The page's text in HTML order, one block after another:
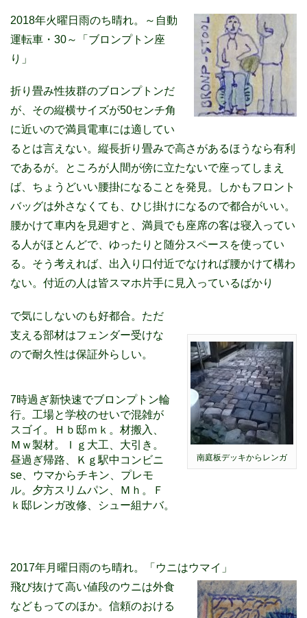
2018年火曜日雨のち晴れ。～自動
運転車・30～「ブロンプトン座
り」
折り畳み性抜群のブロンプトンだ
が、その縦横サイズが50センチ角
に近いので満員電車には適してい
るとは言えない。縦長折り畳みで高さがあるほうなら有利
であるが。ところが人間が傍に立たないで座ってしまえ
ば、ちょうどいい腰掛になることを発見。しかもフロント
バッグは外さなくても、ひじ掛けになるので都合がいい。
腰かけて車内を見廻すと、満員でも座席の客は寝入ってい
る人がほとんどで、ゆったりと随分スペースを使ってい
る。そう考えれば、出入り口付近でなければ腰かけて構わ
ない。付近の人は皆スマホ片手に見入っているばかり
南庭板デッキからレンガ
で気にしないのも好都合。ただ
支える部材はフェンダー受けな
ので耐久性は保証外らしい。
7時過ぎ新快速でブロンプトン輪
行。工場と学校のせいで混雑が
スゴイ。Ｈｂ邸ｍｋ。材搬入、
Ｍｗ製材。Ｉｇ大工、大引き。
昼過ぎ帰路、Ｋｇ駅中コンビニ
se、ウマからチキン、プレモ
ル。夕方スリムパン、Ｍｈ。Ｆ
ｋ邸レンガ改修、シュー組ナバ。
2017年月曜日雨のち晴れ。「ウニはウマイ」
飛び抜けて高い値段のウニは外食
などもってのほか。信頼のおける